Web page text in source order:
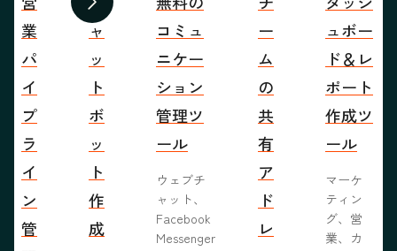
前へ 次へ
業
パ
イ
プ
ラ
イ
ン
管
ャ
ッ
ト
ボ
ッ
ト
作
成
コミュ
ニケー
ション
管理ツ
ール
ウェブチ
ャット、
Facebook
Messenger
ー
ム
の
共
有
ア
ド
レ
ュボー
ド＆レ
ポート
作成ツ
ール
マーケ
ティン
グ、営
業、カ